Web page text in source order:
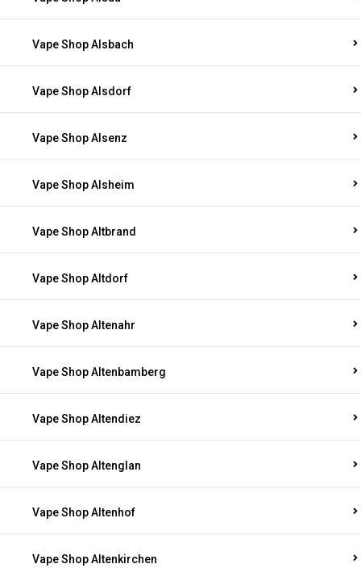
Vape Shop Alsbach
Vape Shop Alsdorf
Vape Shop Alsenz
Vape Shop Alsheim
Vape Shop Altbrand
Vape Shop Altdorf
Vape Shop Altenahr
Vape Shop Altenbamberg
Vape Shop Altendiez
Vape Shop Altenglan
Vape Shop Altenhof
Vape Shop Altenkirchen